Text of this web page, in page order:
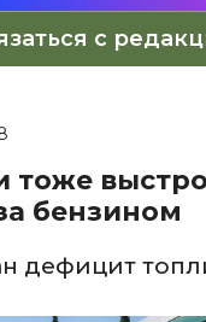
с
тоже
бензином
дефицит